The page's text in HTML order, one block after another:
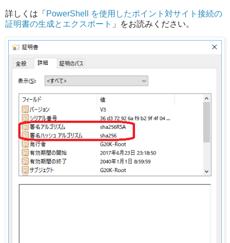
詳しくは「 PowerShell を使用したポイント対サイト接続の
証明書の生成とエクスポート 」をお読みください。